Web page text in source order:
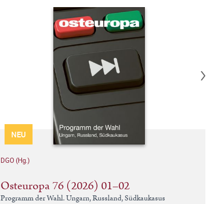
NEU
DGO (Hg.)
Osteuropa 76 (2026) 01–02
Programm der Wahl. Ungarn, Russland, Südkaukasus